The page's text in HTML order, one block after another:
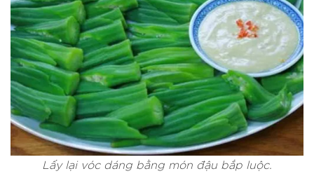
Lấy lại vóc dáng bằng món đậu bắp luộc.